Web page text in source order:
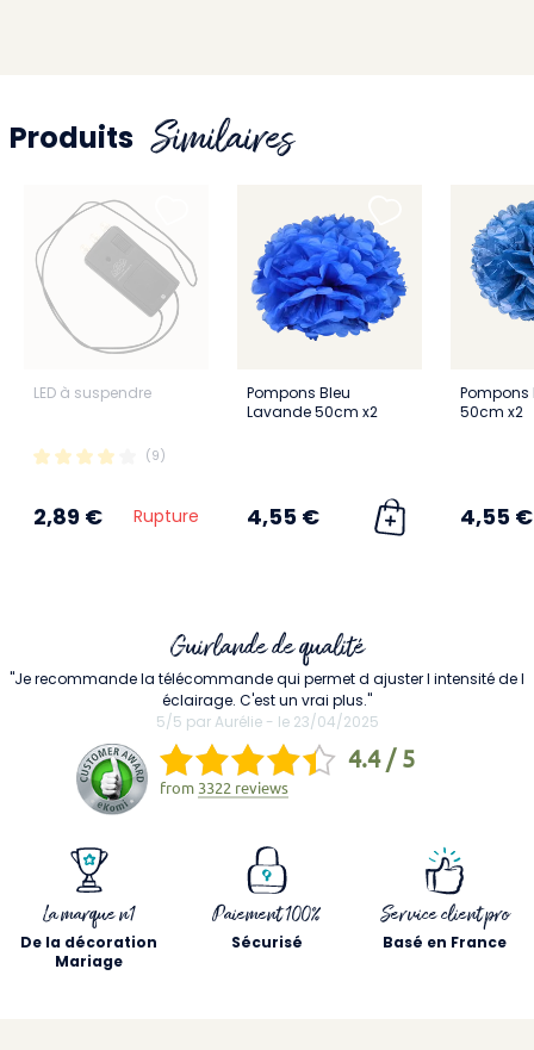
Produits Similaires
LED à suspendre
(9)
2,89 € Rupture
Pompons Bleu
Lavande 50cm x2
4,55 €
Pompons
50cm x2
4,55 €
La marque n1
De la décoration
Mariage
Paiement 100%
Sécurisé
Service client pro
Basé en France
Guirlande de qualité
"Je recommande la télécommande qui permet d ajuster l intensité de l
éclairage. C'est un vrai plus."
5/5 par Aurélie - le 23/04/2025
4.4 / 5
from 3322 reviews